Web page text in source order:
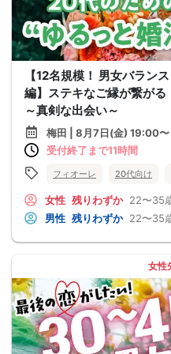
【12名規模！ 男女バラン
編】ステキなご縁が繋が
～真剣な出会い～
梅田 | 8月7日(金) 19:00〜
受付終了まで11時間
フィオーレ 20代向け
女性 残りわずか 22〜35
男性 残りわずか 22〜35
女性